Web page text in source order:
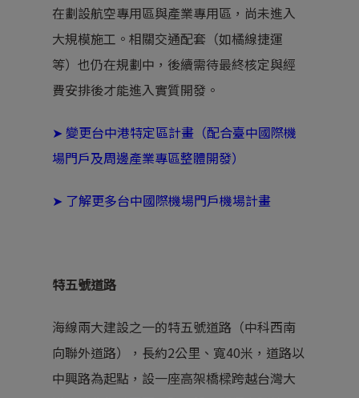
在劃設航空專用區與產業專用區，尚未進入
大規模施工。相關交通配套（如橘線捷運
等）也仍在規劃中，後續需待最終核定與經
費安排後才能進入實質開發。
➤ 變更台中港特定區計畫（配合臺中國際機
場門戶及周邊產業專區整體開發）
➤ 了解更多台中國際機場門戶機場計畫
特五號道路
海線兩大建設之一的特五號道路（中科西南
向聯外道路），長約2公里、寬40米，道路以
中興路為起點，設一座高架橋樑跨越台灣大